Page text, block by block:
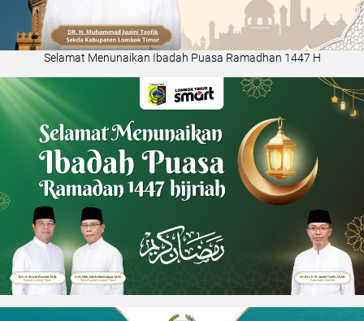
Selamat Menunaikan Ibadah Puasa Ramadhan 1447 H